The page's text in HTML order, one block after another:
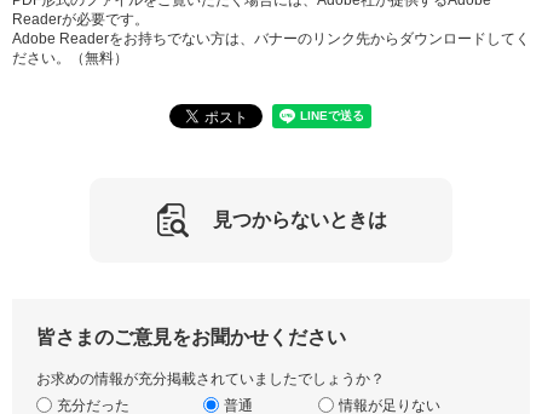
Readerが必要です。
Adobe Readerをお持ちでない方は、バナーのリンク先からダウンロードしてく
ださい。（無料）
見つからないときは
皆さまのご意見をお聞かせください
お求めの情報が充分掲載されていましたでしょうか？
充分だった
普通 情報が足りない